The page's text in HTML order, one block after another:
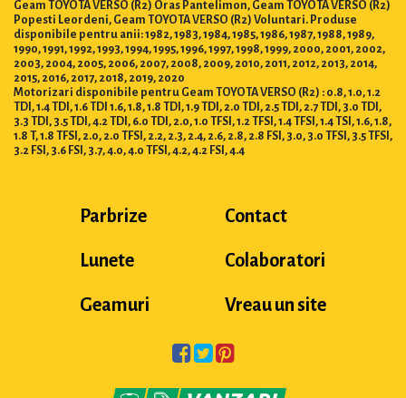
Popesti Leordeni, Geam TOYOTA VERSO (R2) Voluntari. Produse
disponibile pentru anii: 1982, 1983, 1984, 1985, 1986, 1987, 1988, 1989,
1990, 1991, 1992, 1993, 1994, 1995, 1996, 1997, 1998, 1999, 2000, 2001, 2002,
2003, 2004, 2005, 2006, 2007, 2008, 2009, 2010, 2011, 2012, 2013, 2014,
2015, 2016, 2017, 2018, 2019, 2020
Motorizari disponibile pentru Geam TOYOTA VERSO (R2) : 0.8, 1.0, 1.2
TDI, 1.4 TDI, 1.6 TDI 1.6, 1.8, 1.8 TDI, 1.9 TDI, 2.0 TDI, 2.5 TDI, 2.7 TDI, 3.0 TDI,
3.3 TDI, 3.5 TDI, 4.2 TDI, 6.0 TDI, 2.0, 1.0 TFSI, 1.2 TFSI, 1.4 TFSI, 1.4 TSI, 1.6, 1.8,
1.8 T, 1.8 TFSI, 2.0, 2.0 TFSI, 2.2, 2.3, 2.4, 2.6, 2.8, 2.8 FSI, 3.0, 3.0 TFSI, 3.5 TFSI,
3.2 FSI, 3.6 FSI, 3.7, 4.0, 4.0 TFSI, 4.2, 4.2 FSI, 4.4
Parbrize
Lunete
Geamuri
Contact
Colaboratori
Vreau un site